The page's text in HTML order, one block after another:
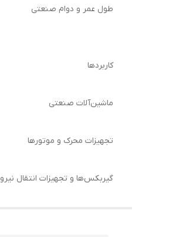
طول عمر و دوام صنعتی
کاربردها
ماشین‌آلات صنعتی
تجهیزات محرک و موتورها
گیربکس‌ها و تجهیزات انتقال نیرو